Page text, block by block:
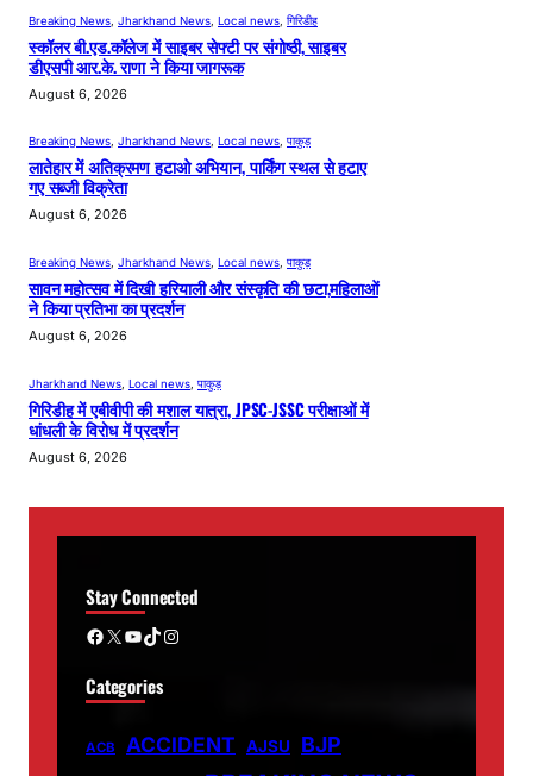
Breaking News Jharkhand News Local news गिरिडीह
स्कॉलर बी.एड.कॉलेज में साइबर सेफ्टी पर संगोष्ठी, साइबर
डीएसपी आर.के. राणा ने किया जागरूक
August 6, 2026
Breaking News, Jharkhand News, Local news, पाकुड़
लातेहार में अतिक्रमण हटाओ अभियान, पार्किंग स्थल से हटाए
गए सब्जी विक्रेता
August 6, 2026
Breaking News Jharkhand News Local news पाकुड़
सावन महोत्सव में दिखी हरियाली और संस्कृति की छटा,महिलाओं
ने किया प्रतिभा का प्रदर्शन
August 6, 2026
Jharkhand News Local news पाकुड़
गिरिडीह में एबीवीपी की मशाल यात्रा, JPSC-JSSC परीक्षाओं में
धांधली के विरोध में प्रदर्शन
August 6, 2026
Stay Connected
Facebook X YouTube TikTok Instagram
Categories
ACB ACCIDENT AJSU BJP